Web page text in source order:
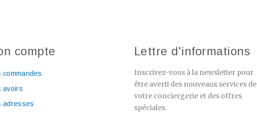
compte
commandes
avoirs
adresses
Lettre d'informations
Inscrivez-vous à la newsletter pour
être averti des nouveaux services de
votre conciergerie et des offres
spéciales.